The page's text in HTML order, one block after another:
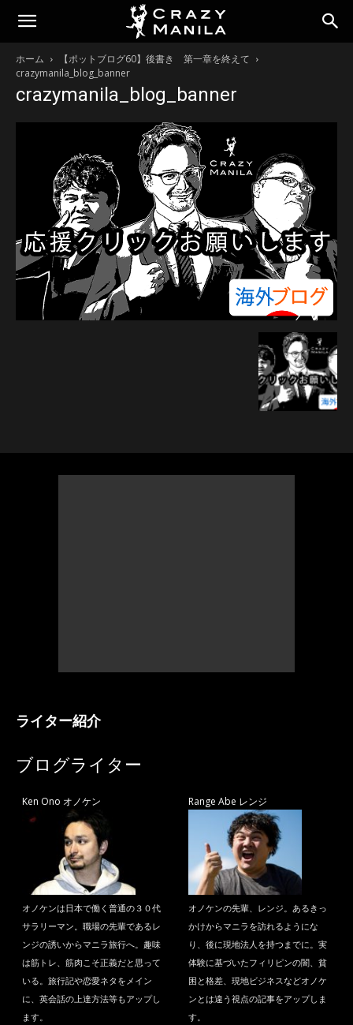
ホーム
【ポットブログ60】後書き 第一章を終えて
crazymanila_blog_banner
crazymanila_blog_banner
ライター紹介
ブログライター
Ken Ono オノケン
オノケンは日本で働く普通の３０代
サラリーマン。職場の先輩であるレ
ンジの誘いからマニラ旅行へ。趣味
は筋トレ、筋肉こそ正義だと思って
いる。旅行記や恋愛ネタをメイン
に、英会話の上達方法等もアップし
ます。
Range Abe レンジ
オノケンの先輩、レンジ。あるきっ
かけからマニラを訪れるようにな
り、後に現地法人を持つまでに。実
体験に基づいたフィリピンの闇、貧
困と格差、現地ビジネスなどオノケ
ンとは違う視点の記事をアップしま
す。